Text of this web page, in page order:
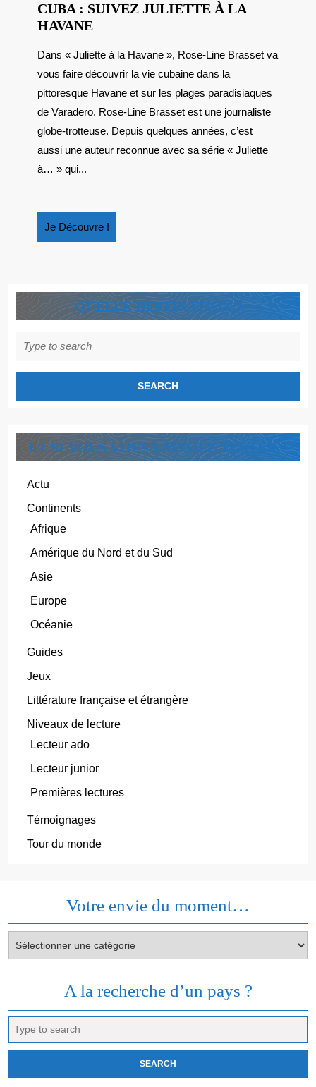
CUBA : SUIVEZ JULIETTE À LA
HAVANECUBA
SUIVEZ
JULIETTE
À
LA
HAVANE
Dans « Juliette à la Havane », Rose-Line Brasset va
vous faire découvrir la vie cubaine dans la
pittoresque Havane et sur les plages paradisiaques
de Varadero. Rose-Line Brasset est une journaliste
globe-trotteuse. Depuis quelques années, c’est
aussi une auteur reconnue avec sa série « Juliette
à… » qui...
Je Découvre !
Découvre
QUELLE DESTINATION ?
for:
ET SI VOUS VOUS LAISSIEZ TENTER ?
Actu
Continents
Afrique
Amérique du Nord et du Sud
Asie
Europe
Océanie
Guides
Jeux
Littérature française et étrangère
Niveaux de lecture
Lecteur ado
Lecteur junior
Premières lectures
Témoignages
Tour du monde
Votre envie du moment…
envie
A la recherche d’un pays ?
for: